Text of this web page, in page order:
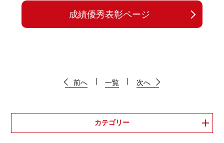
成績優秀表彰ページ
前へ 一覧 次へ
カテゴリー